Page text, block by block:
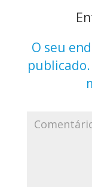
O seu
publicado.